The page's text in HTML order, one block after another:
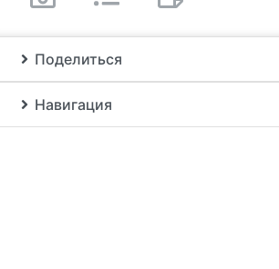
Поделиться
Навигация